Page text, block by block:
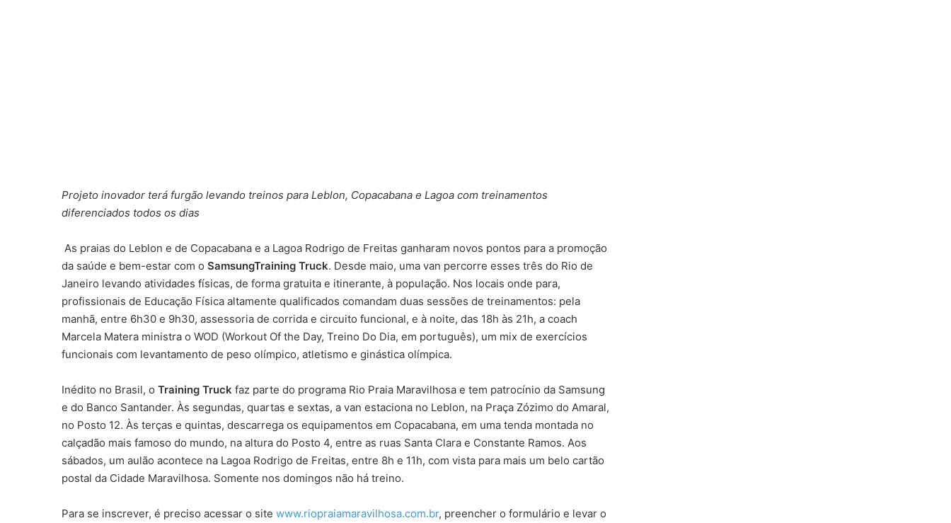
Projeto inovador terá furgão levando treinos para Leblon, Copacabana e Lagoa com treinamentos
diferenciados todos os dias
As praias do Leblon e de Copacabana e a Lagoa Rodrigo de Freitas ganharam novos pontos para a promoção
da saúde e bem-estar com o SamsungTraining Truck. Desde maio, uma van percorre esses três do Rio de
Janeiro levando atividades físicas, de forma gratuita e itinerante, à população. Nos locais onde para,
profissionais de Educação Física altamente qualificados comandam duas sessões de treinamentos: pela
manhã, entre 6h30 e 9h30, assessoria de corrida e circuito funcional, e à noite, das 18h às 21h, a coach
Marcela Matera ministra o WOD (Workout Of the Day, Treino Do Dia, em português), um mix de exercícios
funcionais com levantamento de peso olímpico, atletismo e ginástica olímpica.
Inédito no Brasil, o Training Truck faz parte do programa Rio Praia Maravilhosa e tem patrocínio da Samsung
e do Banco Santander. Às segundas, quartas e sextas, a van estaciona no Leblon, na Praça Zózimo do Amaral,
no Posto 12. Às terças e quintas, descarrega os equipamentos em Copacabana, em uma tenda montada no
calçadão mais famoso do mundo, na altura do Posto 4, entre as ruas Santa Clara e Constante Ramos. Aos
sábados, um aulão acontece na Lagoa Rodrigo de Freitas, entre 8h e 11h, com vista para mais um belo cartão
postal da Cidade Maravilhosa. Somente nos domingos não há treino.
Para se inscrever, é preciso acessar o site www.riopraiamaravilhosa.com.br, preencher o formulário e levar o